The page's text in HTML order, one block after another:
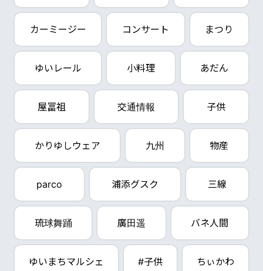
カーミージー コンサート まつり
ゆいレール 小料理 あだん
屋冨祖 交通情報 子供
かりゆしウェア 九州 物産
parco 浦添グスク 三線
琉球舞踊 廣田遥 バネ人間
ゆいまちマルシェ #子供 ちぃかわ